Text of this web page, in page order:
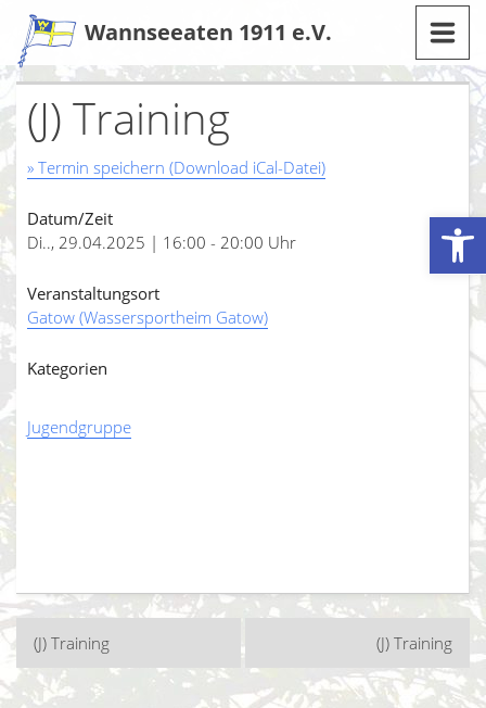
Werkzeugleiste öffnen
Zum
Inhalt
Wannseeaten 1911 e.V.
(J) Training
» Termin speichern (Download iCal-Datei)
Datum/Zeit
Di.., 29.04.2025 | 16:00 - 20:00 Uhr
Veranstaltungsort
Gatow (Wassersportheim Gatow)
Kategorien
Jugendgruppe
Beitragsnavigation
(J) Training (J) Training